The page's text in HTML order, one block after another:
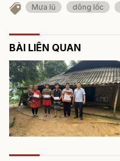
Mưa lũ dông lốc
BÀI LIÊN QUAN